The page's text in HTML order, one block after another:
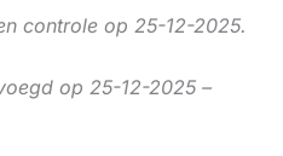
controle op 25-12-2025.
op 25-12-2025 –